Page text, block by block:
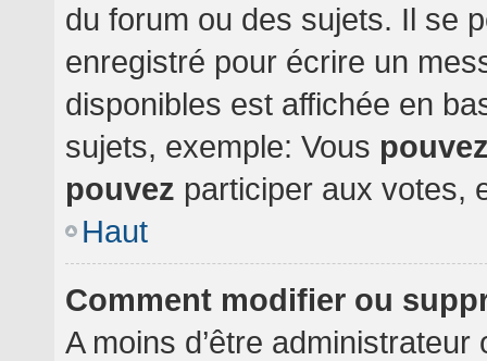
du forum ou des sujets. Il se
enregistré pour écrire un
disponibles est affichée en
sujets, exemple: Vous
pouvez participer aux votes,
Haut
Comment modifier ou
A moins d’être